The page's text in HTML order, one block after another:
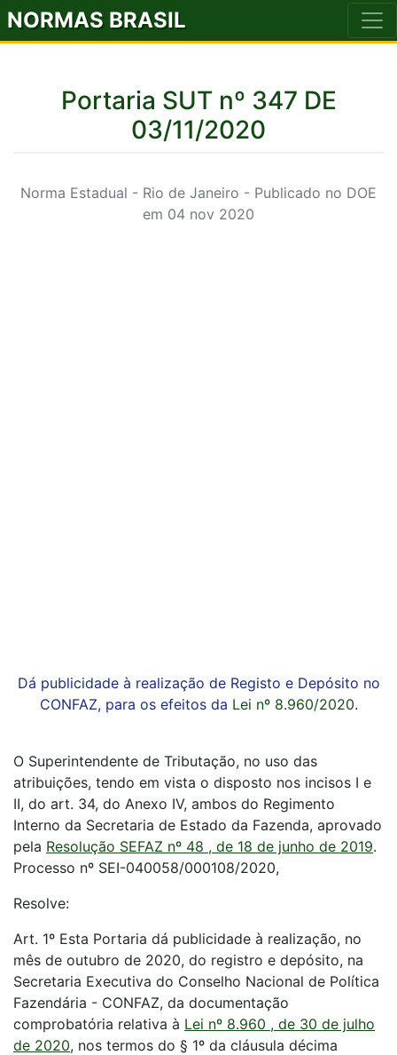
NORMAS BRASIL
Portaria SUT nº 347 DE
03/11/2020
Norma Estadual - Rio de Janeiro - Publicado no DOE
em 04 nov 2020
Dá publicidade à realização de Registo e Depósito no
CONFAZ, para os efeitos da Lei nº 8.960/2020.
O Superintendente de Tributação, no uso das
atribuições, tendo em vista o disposto nos incisos I e
II, do art. 34, do Anexo IV, ambos do Regimento
Interno da Secretaria de Estado da Fazenda, aprovado
pela Resolução SEFAZ nº 48 , de 18 de junho de 2019.
Processo nº SEI-040058/000108/2020,
Resolve:
Art. 1º Esta Portaria dá publicidade à realização, no
mês de outubro de 2020, do registro e depósito, na
Secretaria Executiva do Conselho Nacional de Política
Fazendária - CONFAZ, da documentação
comprobatória relativa à Lei nº 8.960 , de 30 de julho
de 2020, nos termos do § 1º da cláusula décima